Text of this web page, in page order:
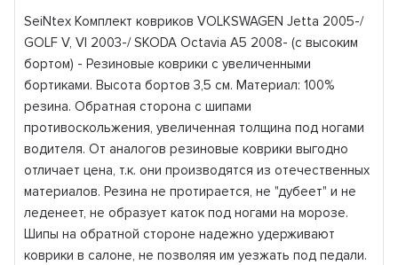
SeiNtex Комплект ковриков VOLKSWAGEN Jetta 2005-/
GOLF V, VI 2003-/ SKODA Octavia A5 2008- (с высоким
бортом) - Резиновые коврики с увеличенными
бортиками. Высота бортов 3,5 см. Материал: 100%
резина. Обратная сторона с шипами
противоскольжения, увеличенная толщина под ногами
водителя. От аналогов резиновые коврики выгодно
отличает цена, т.к. они производятся из отечественных
материалов. Резина не протирается, не "дубеет" и не
леденеет, не образует каток под ногами на морозе.
Шипы на обратной стороне надежно удерживают
коврики в салоне, не позволяя им уезжать под педали.